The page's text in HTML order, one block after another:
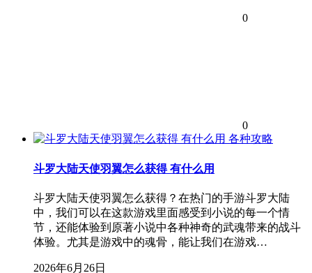
0
0
各种攻略
斗罗大陆天使羽翼怎么获得 有什么用
斗罗大陆天使羽翼怎么获得？在热门的手游斗罗大陆
中，我们可以在这款游戏里面感受到小说的每一个情
节，还能体验到原著小说中各种神奇的武魂带来的战斗
体验。尤其是游戏中的魂骨，能让我们在游戏…
2026年6月26日